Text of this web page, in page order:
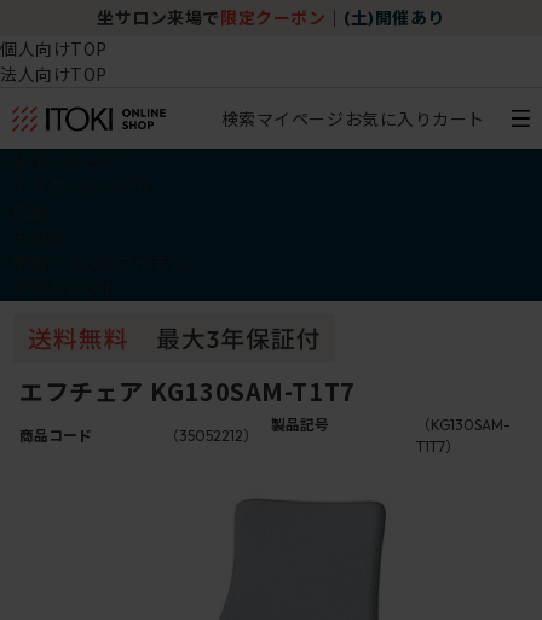
坐サロン来場で 限定クーポン (土)開催あり
個人向けTOP
法人向けTOP
検索マイページ お気に入り カート
エフチェア KG130SAM-T1T7
商品コード （35052212）
製品記号
（KG130SAM-
T1T7）